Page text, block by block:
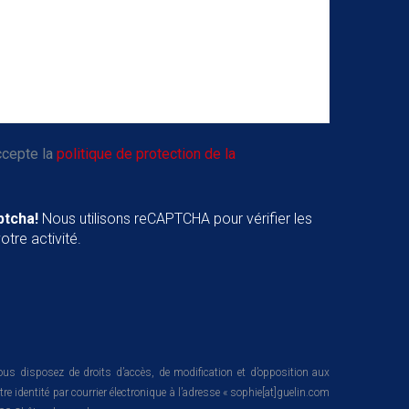
lapolitique de protection de la
Nous utilisons reCAPTCHA pour vérifier les
activité.
disposez de droits d’accès, de modification et d’opposition aux
identité par courrier électronique à l’adresse « sophie[at]guelin.com